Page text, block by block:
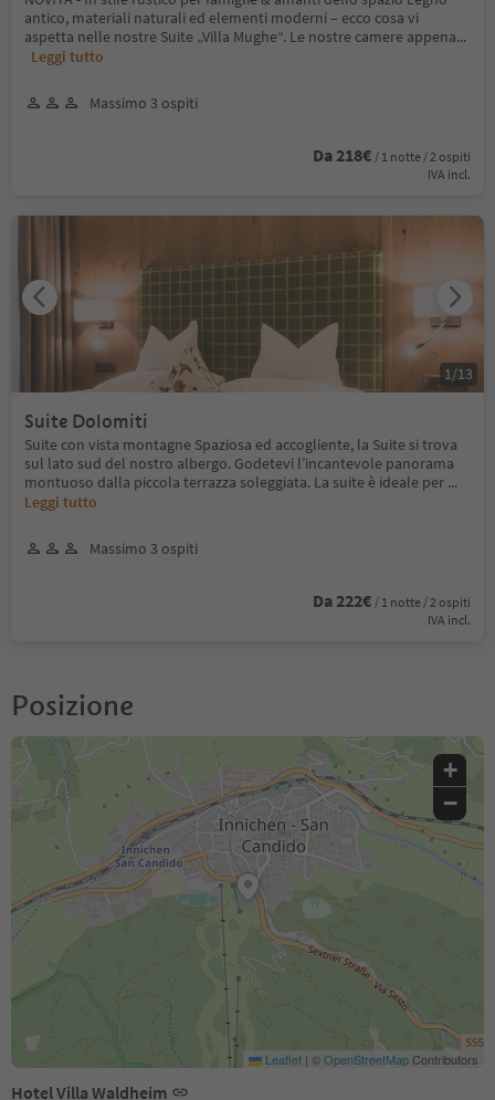
antico, materiali naturali ed elementi moderni – ecco cosa vi
aspetta nelle nostre Suite „Villa Mughe“. Le nostre camere appena...
Leggi tutto
Massimo 3 ospiti
Da 218€ / 1 notte / 2 ospiti
IVA incl.
Suite Dolomiti
Suite con vista montagne Spaziosa ed accogliente, la Suite si trova
sul lato sud del nostro albergo. Godetevi l’incantevole panorama
montuoso dalla piccola terrazza soleggiata. La suite è ideale per ...
Leggi tutto
Massimo 3 ospiti
Da 222€ / 1 notte / 2 ospiti
IVA incl.
1 /13
Posizione
Hotel Villa Waldheim
+
−
Leaflet | ©OpenStreetMapContributors